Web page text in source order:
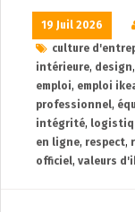
19 Juil 2026
culture
intérieure, design,
emploi, emploi
professionnel,
intégrité,
en ligne, respect,
officiel, valeurs